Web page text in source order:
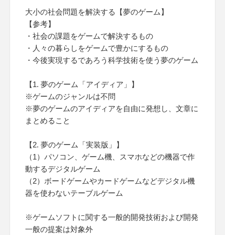
大小の社会問題を解決する【夢のゲーム】
【参考】
・社会の課題をゲームで解決するもの
・人々の暮らしをゲームで豊かにするもの
・今後実現するであろう科学技術を使う夢のゲーム
【1. 夢のゲーム「アイディア」】
※ゲームのジャンルは不問
※夢のゲームのアイディアを自由に発想し、文章に
まとめること
【2. 夢のゲーム「実装版」】
（1）パソコン、ゲーム機、スマホなどの機器で作
動するデジタルゲーム
（2）ボードゲームやカードゲームなどデジタル機
器を使わないテーブルゲーム
※ゲームソフトに関する一般的開発技術および開発
一般の提案は対象外